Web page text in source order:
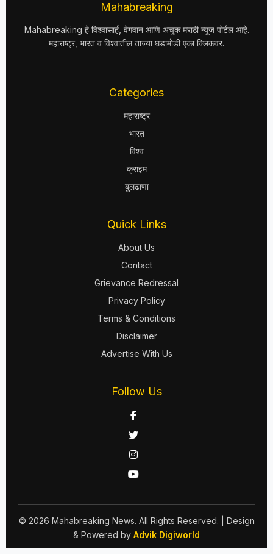
Mahabreaking
Mahabreaking हे विश्वासार्ह, वेगवान आणि अचूक मराठी न्यूज पोर्टल आहे.
महाराष्ट्र, भारत व विश्वातील ताज्या घडामोडी एका क्लिकवर.
Categories
महाराष्ट्र
भारत
विश्व
क्राइम
बुलढाणा
Quick Links
About Us
Contact
Grievance Redressal
Privacy Policy
Terms & Conditions
Disclaimer
Advertise With Us
Follow Us
© 2026 Mahabreaking News. All Rights Reserved.
| Design
& Powered by Advik Digiworld